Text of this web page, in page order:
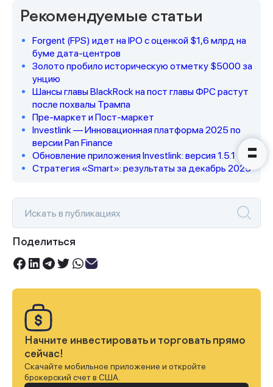
Рекомендуемые статьи
Forgent (FPS) идет на IPO с оценкой $1,6 млрд на
буме дата-центров
Золото пробило историческую отметку $5000 за
унцию
Шансы главы BlackRock на пост главы ФРС растут
после похвалы Трампа
Пре-маркет и Пост-маркет
Investlink — Инновационная платформа 2025 по
версии Pan Finance
Обновление приложения Investlink: версия 1.5.1
Стратегия «Smart»: результаты за декабрь 2025
Поделиться
Начните инвестировать и торговать прямо
сейчас!
Скачайте мобильное приложение и откройте
брокерский счет в США.
Наши консультанты свяжутся с
вами в ближайшее время